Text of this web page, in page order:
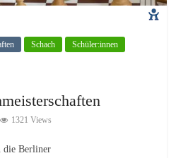
Schach
Schüler:innen
1321 Views
die Berliner